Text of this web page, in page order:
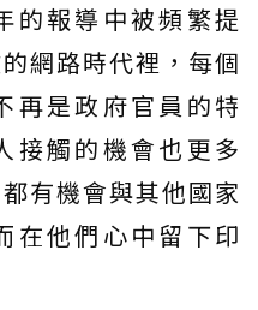
的報導中被頻繁提
網路時代裡，每個
再是政府官員的特
接觸的機會也更多
有機會與其他國家
在他們心中留下印